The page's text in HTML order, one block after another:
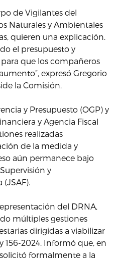
de Vigilantes del
Naturales y Ambientales
quieren una explicación.
el presupuesto y
que los compañeros
expresó Gregorio
la Comisión.
y Presupuesto (OGP) y
y Agencia Fiscal
realizadas
de la medida y
aún permanece bajo
y
del DRNA,
múltiples gestiones
dirigidas a viabilizar
156-2024. Informó que, en
formalmente a la